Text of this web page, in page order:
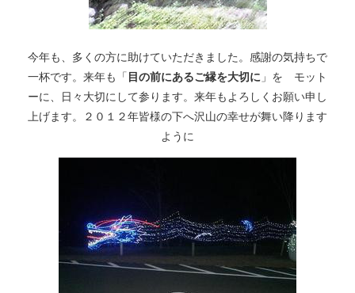
今年も、多くの方に助けていただきました。感謝の気持ちで
一杯です。来年も「目の前にあるご縁を大切に 」を モット
ーに、日々大切にして参ります。来年もよろしくお願い申し
上げます。２０１２年皆様の下へ沢山の幸せが舞い降ります
ように